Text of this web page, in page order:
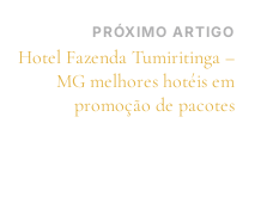
PRÓXIMO ARTIGO
Hotel Fazenda Tumiritinga –
MG melhores hotéis em
promoção de pacotes